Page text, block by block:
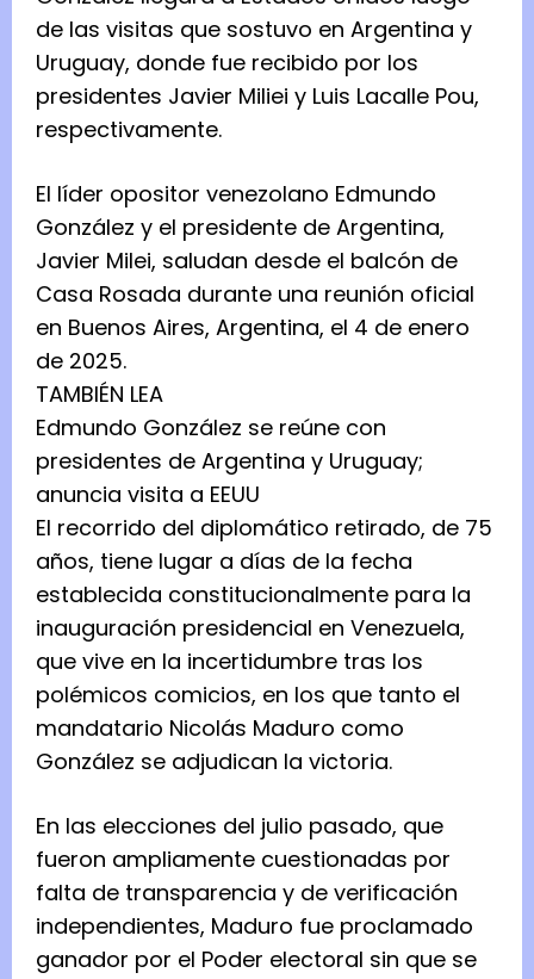
de las visitas que sostuvo en Argentina y
Uruguay, donde fue recibido por los
presidentes Javier Miliei y Luis Lacalle Pou,
respectivamente.
El líder opositor venezolano Edmundo
González y el presidente de Argentina,
Javier Milei, saludan desde el balcón de
Casa Rosada durante una reunión oficial
en Buenos Aires, Argentina, el 4 de enero
de 2025.
TAMBIÉN LEA
Edmundo González se reúne con
presidentes de Argentina y Uruguay;
anuncia visita a EEUU
El recorrido del diplomático retirado, de 75
años, tiene lugar a días de la fecha
establecida constitucionalmente para la
inauguración presidencial en Venezuela,
que vive en la incertidumbre tras los
polémicos comicios, en los que tanto el
mandatario Nicolás Maduro como
González se adjudican la victoria.
En las elecciones del julio pasado, que
fueron ampliamente cuestionadas por
falta de transparencia y de verificación
independientes, Maduro fue proclamado
ganador por el Poder electoral sin que se